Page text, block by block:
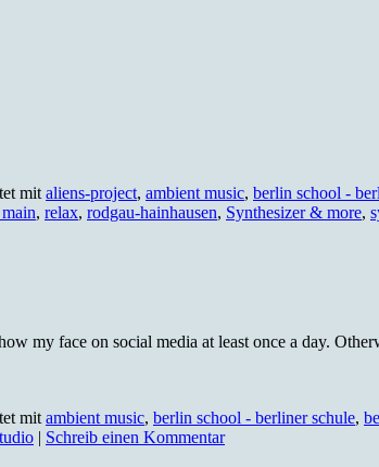
mit aliens-project, ambient music, berlin school -
, relax, rodgau-hainhausen, Synthesizer & more,
my face on social media at least once a day.
mit ambient music, berlin school - berliner schule,
| Schreib einen Kommentar